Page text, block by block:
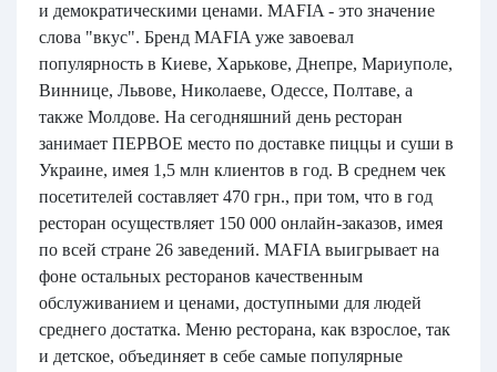
и демократическими ценами. MAFIA - это значение
слова "вкус". Бренд MAFIA уже завоевал
популярность в Киеве, Харькове, Днепре, Мариуполе,
Виннице, Львове, Николаеве, Одессе, Полтаве, а
также Молдове. На сегодняшний день ресторан
занимает ПЕРВОЕ место по доставке пиццы и суши в
Украине, имея 1,5 млн клиентов в год. В среднем чек
посетителей составляет 470 грн., при том, что в год
ресторан осуществляет 150 000 онлайн-заказов, имея
по всей стране 26 заведений. MAFIA выигрывает на
фоне остальных ресторанов качественным
обслуживанием и ценами, доступными для людей
среднего достатка. Меню ресторана, как взрослое, так
и детское, объединяет в себе самые популярные